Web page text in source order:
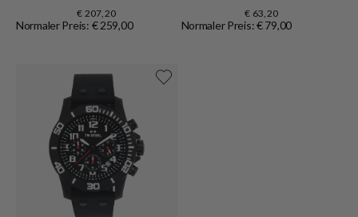
€ 207,20
Normaler Preis: € 259,00
€ 63,20
Normaler Preis: € 79,00